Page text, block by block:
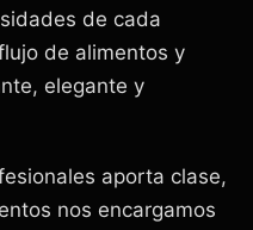
de cada
de alimentos y
elegante y
aporta clase,
nos encargamos